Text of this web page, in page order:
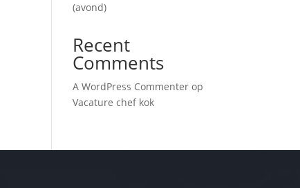
(avond)
Recent
Comments
A WordPress Commenter op
Vacature chef kok